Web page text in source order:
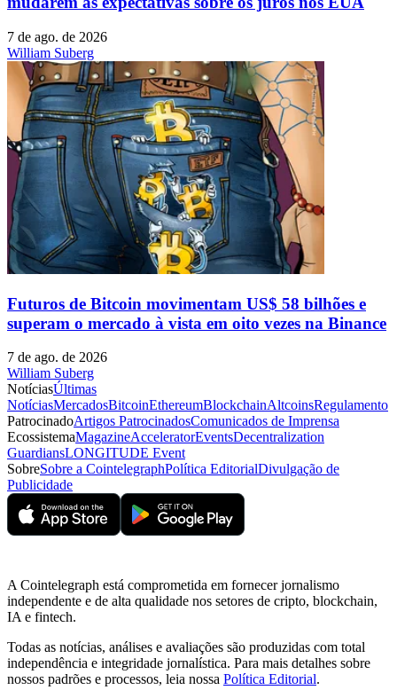
7 de ago. de 2026
William Suberg
Futuros de Bitcoin movimentam US$ 58 bilhões e
superam o mercado à vista em oito vezes na Binance
7 de ago. de 2026
William Suberg
NotíciasÚltimas
NotíciasMercadosBitcoinEthereumBlockchainAltcoinsRegulamento
PatrocinadoArtigos PatrocinadosComunicados de Imprensa
EcossistemaMagazineAcceleratorEventsDecentralization
GuardiansLONGITUDE Event
SobreSobre a CointelegraphPolítica EditorialDivulgação de
Publicidade
A Cointelegraph está comprometida em fornecer jornalismo
independente e de alta qualidade nos setores de cripto, blockchain,
IA e fintech.
Todas as notícias, análises e avaliações são produzidas com total
independência e integridade jornalística. Para mais detalhes sobre
nossos padrões e processos, leia nossa Política Editorial.